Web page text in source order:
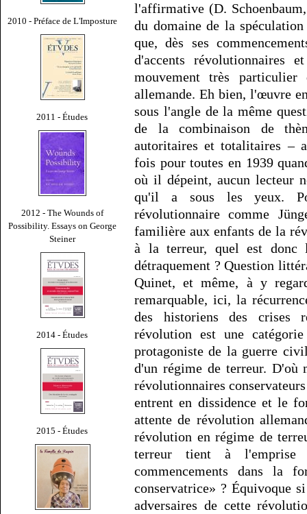
2010 - Préface de L'Imposture
2011 - Études
2012 - The Wounds of
Possibility. Essays on George
Steiner
2014 - Études
2015 - Études
l'affirmative (D.
du domaine de la
que, dès ses
d'accents révolutionnaires
mouvement très
allemande. Eh bien, l'œuvre
sous l'angle de la même
de la combinaison de
autoritaires et totalitaires –
fois pour toutes en 1939
où il dépeint, aucun lecteur
qu'il a sous les yeux.
révolutionnaire comme
familière aux enfants de la
à la terreur, quel est donc
détraquement ? Question
Quinet, et même, à y
remarquable, ici, la
des historiens des crises
révolution est une
protagoniste de la guerre
d'un régime de terreur. D'où
révolutionnaires
entrent en dissidence et le
attente de révolution
révolution en régime de
terreur tient à l'emprise
commencements dans la
conservatrice» ? Équivoque
adversaires de cette